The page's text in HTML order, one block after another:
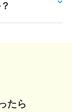
たら